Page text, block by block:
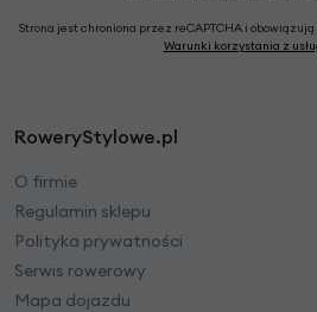
Strona jest chroniona przez reCAPTCHA i obowiązują
Warunki korzystania z
RoweryStylowe.pl
O firmie
Regulamin sklepu
Polityka prywatności
Serwis rowerowy
Mapa dojazdu